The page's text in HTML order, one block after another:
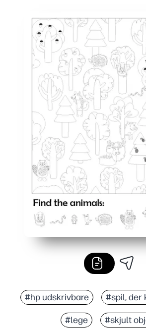
Aktivitet uden forberedelse -
To-i-en-engagement - en søg-
Opbygger færdigheder -
Fleksibel hvor som helst -
#hp udskrivbare #spil, der
#lege #skjult